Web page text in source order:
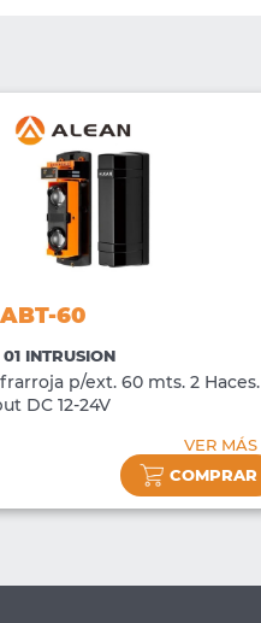
60
INTRUSION
p/ext. 60 mts. 2 Haces.
DC 12-24V
VER MÁS
COMPRAR